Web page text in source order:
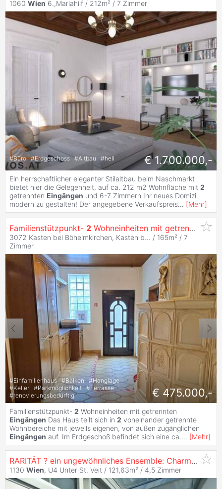
1060 Wien 6.,Mariahilf / 212m² / 7 Zimmer
#Büro #Erdgeschoss #Altbau #hell € 1.700.000,-
Ein herrschaftlicher eleganter Stilaltbau beim Naschmarkt
bietet hier die Gelegenheit, auf ca. 212 m2 Wohnfläche mit 2
getrennten Eingängen und 6-7 Zimmern Ihr neues Domizil
modern zu gestalten! Der angegebene Verkaufspreis... [Mehr]
Familienstützpunkt- 2 Wohneinheiten mit getrennten
3072 Kasten bei Böheimkirchen, Kasten b... / 165m² / 7
Zimmer
#Einfamilienhaus #Balkon #Hanglage
#Keller #Parkmöglichkeit #Terrasse
#renovierungsbedürftig € 475.000,-
Familienstützpunkt- 2 Wohneinheiten mit getrennten
Eingängen Das Haus teilt sich in 2 voneinander getrennte
Wohnbereiche mit jeweils eigenen, von außen zugänglichen
Eingängen auf. Im Erdgeschoß befindet sich eine ca.... [Mehr]
RARITÄT ? ein ungewöhnliches Ensemble: Charmante Maisonette mit Patio und Studio/Kleinwohnung und Garagenplatz -
1130 Wien, U4 Unter St. Veit / 121,63m² / 4,5 Zimmer